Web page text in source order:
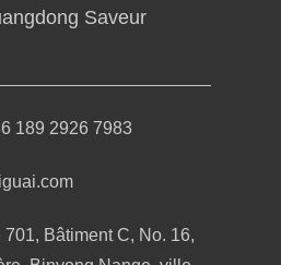
Saveur
189 2926 7983
701, Bâtiment C, No. 16,